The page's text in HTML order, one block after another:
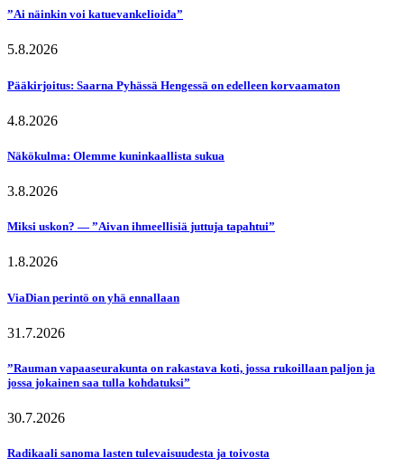
”Ai näinkin voi katuevankelioida”
5.8.2026
Pääkirjoitus: Saarna Pyhässä Hengessä on edelleen korvaamaton
4.8.2026
Näkökulma: Olemme kuninkaallista sukua
3.8.2026
Miksi uskon? — ”Aivan ihmeellisiä juttuja tapahtui”
1.8.2026
ViaDian perintö on yhä ennallaan
31.7.2026
”Rauman vapaaseurakunta on rakastava koti, jossa rukoillaan paljon ja
jossa jokainen saa tulla kohdatuksi”
30.7.2026
Radikaali sanoma lasten tulevaisuudesta ja toivosta